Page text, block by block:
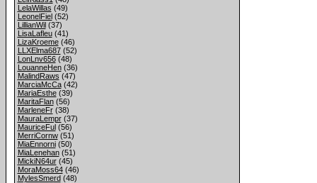
LelaWillas (49)
LeonelFiel(52)
LillianWil(37)
LisaLafleu(41)
LizaKroeme(46)
LLXElma687(52)
LonLnv656(48)
LouanneHen(36)
MalindRaws (47)
MarciaMcCa(42)
MariaEsthe(39)
MaritaFlan(56)
MarleneFr(38)
MauraLempr(37)
MauriceFul(56)
MerriCornw(51)
MiaEnnorni(50)
MiaLenehan(51)
MickiN64ur(45)
MoraMoss64(46)
MylesSmerd(48)